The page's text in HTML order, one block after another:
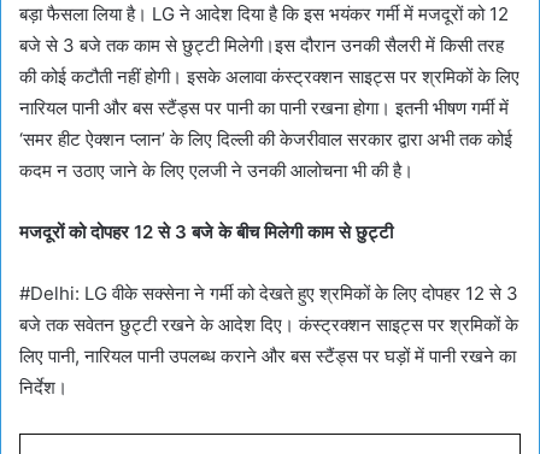
बड़ा फैसला लिया है। LG ने आदेश दिया है कि इस भयंकर गर्मी में मजदूरों को 12
बजे से 3 बजे तक काम से छुट्टी मिलेगी।इस दौरान उनकी सैलरी में किसी तरह
की कोई कटौती नहीं होगी। इसके अलावा कंस्ट्रक्शन साइट्स पर श्रमिकों के लिए
नारियल पानी और बस स्टैंड्स पर पानी का पानी रखना होगा। इतनी भीषण गर्मी में
‘समर हीट ऐक्शन प्लान’ के लिए दिल्ली की केजरीवाल सरकार द्वारा अभी तक कोई
कदम न उठाए जाने के लिए एलजी ने उनकी आलोचना भी की है।
मजदूरों को दोपहर 12 से 3 बजे के बीच मिलेगी काम से छुट्टी
#Delhi: LG वीके सक्सेना ने गर्मी को देखते हुए श्रमिकों के लिए दोपहर 12 से 3
बजे तक सवेतन छुट्टी रखने के आदेश दिए। कंस्ट्रक्शन साइट्स पर श्रमिकों के
लिए पानी, नारियल पानी उपलब्ध कराने और बस स्टैंड्स पर घड़ों में पानी रखने का
निर्देश।